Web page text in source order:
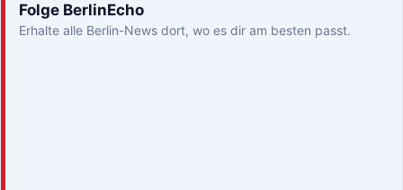
Folge BerlinEcho
Erhalte alle Berlin-News dort, wo es dir am besten passt.